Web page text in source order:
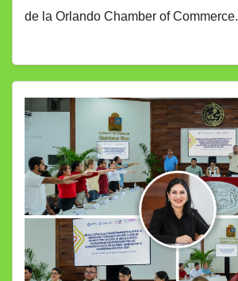
de la Orlando Chamber of Commerce.